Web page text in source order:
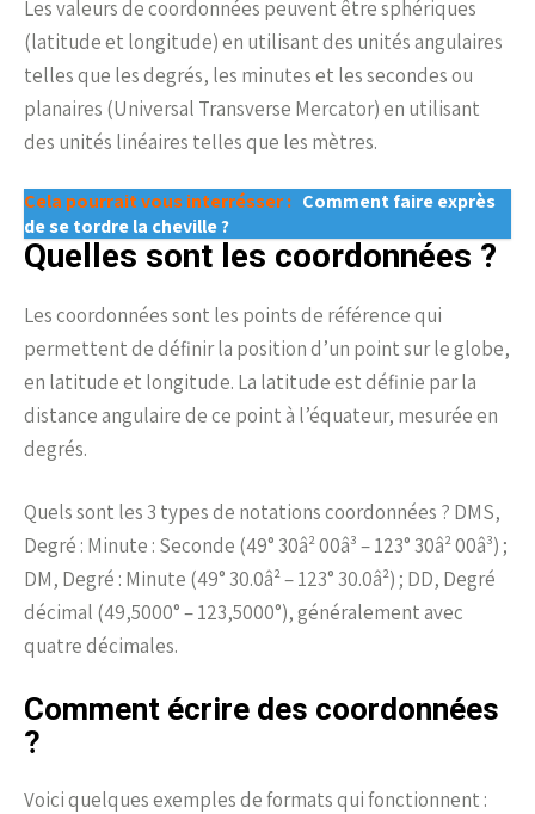
Les valeurs de coordonnées peuvent être sphériques
(latitude et longitude) en utilisant des unités angulaires
telles que les degrés, les minutes et les secondes ou
planaires (Universal Transverse Mercator) en utilisant
des unités linéaires telles que les mètres.
Cela pourrait vous interrésser : Comment faire exprès
de se tordre la cheville ?
Quelles sont les coordonnées ?
Les coordonnées sont les points de référence qui
permettent de définir la position d’un point sur le globe,
en latitude et longitude. La latitude est définie par la
distance angulaire de ce point à l’équateur, mesurée en
degrés.
Quels sont les 3 types de notations coordonnées ? DMS,
Degré : Minute : Seconde (49° 30â² 00â³ – 123° 30â² 00â³) ;
DM, Degré : Minute (49° 30.0â² – 123° 30.0â²) ; DD, Degré
décimal (49,5000° – 123,5000°), généralement avec
quatre décimales.
Comment écrire des coordonnées
?
Voici quelques exemples de formats qui fonctionnent :